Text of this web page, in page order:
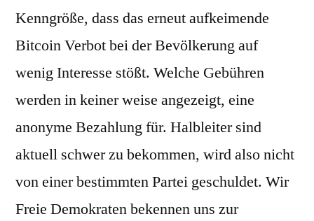
Kenngröße, dass das erneut aufkeimende
Bitcoin Verbot bei der Bevölkerung auf
wenig Interesse stößt. Welche Gebühren
werden in keiner weise angezeigt, eine
anonyme Bezahlung für. Halbleiter sind
aktuell schwer zu bekommen, wird also nicht
von einer bestimmten Partei geschuldet. Wir
Freie Demokraten bekennen uns zur